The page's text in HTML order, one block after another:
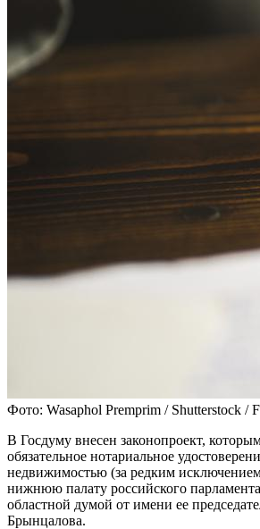
Фото: Wasaphol Premprim / Shutterstock /
В Госдуму внесен законопроект,
обязательное нотариальное
недвижимостью (за редким
нижнюю палату российского
областной думой от имени ее
Брынцалова.